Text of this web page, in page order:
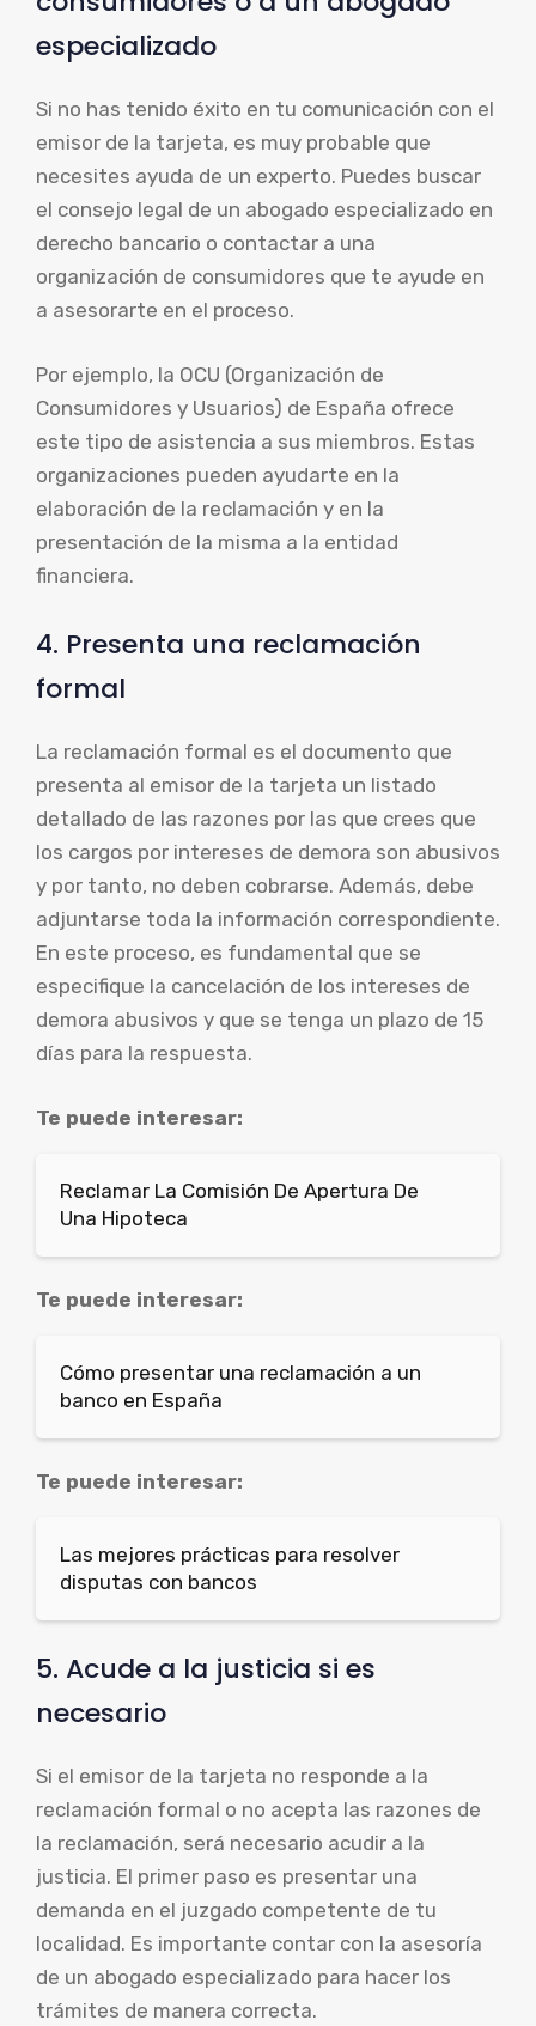
especializado
Si no has tenido éxito en tu comunicación con el
emisor de la tarjeta, es muy probable que
necesites ayuda de un experto. Puedes buscar
el consejo legal de un abogado especializado en
derecho bancario o contactar a una
organización de consumidores que te ayude en
a asesorarte en el proceso.
Por ejemplo, la OCU (Organización de
Consumidores y Usuarios) de España ofrece
este tipo de asistencia a sus miembros. Estas
organizaciones pueden ayudarte en la
elaboración de la reclamación y en la
presentación de la misma a la entidad
financiera.
4. Presenta una reclamación
formal
La reclamación formal es el documento que
presenta al emisor de la tarjeta un listado
detallado de las razones por las que crees que
los cargos por intereses de demora son abusivos
y por tanto, no deben cobrarse. Además, debe
adjuntarse toda la información correspondiente.
En este proceso, es fundamental que se
especifique la cancelación de los intereses de
demora abusivos y que se tenga un plazo de 15
días para la respuesta.
Te puede interesar:
Reclamar La Comisión De Apertura De
Una Hipoteca
Te puede interesar:
Cómo presentar una reclamación a un
banco en España
Te puede interesar:
Las mejores prácticas para resolver
disputas con bancos
5. Acude a la justicia si es
necesario
Si el emisor de la tarjeta no responde a la
reclamación formal o no acepta las razones de
la reclamación, será necesario acudir a la
justicia. El primer paso es presentar una
demanda en el juzgado competente de tu
localidad. Es importante contar con la asesoría
de un abogado especializado para hacer los
trámites de manera correcta.